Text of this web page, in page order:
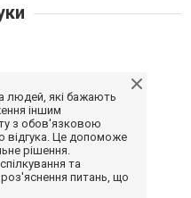
людей, які бажають
іншим
з обов'язковою
відгука. Це допоможе
рішення.
та
питань, що